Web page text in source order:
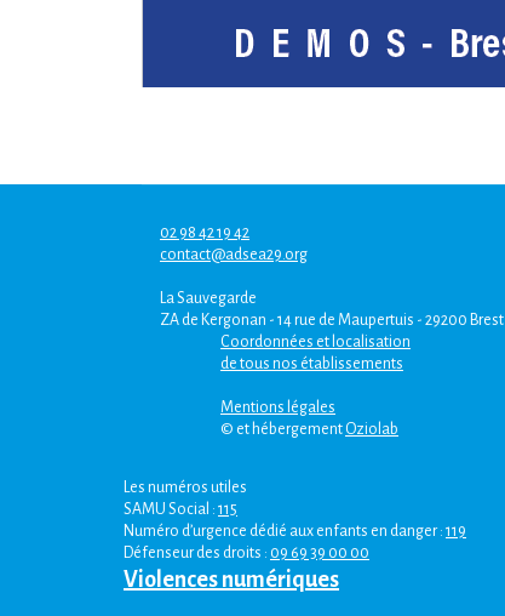
02 98 42 19 42
contact@adsea29.org
La Sauvegarde
ZA de Kergonan - 14 rue de Maupertuis - 29200 Brest
Coordonnées et localisation
de tous nos établissements
Mentions légales
© et hébergement Oziolab
Les numéros utiles
SAMU Social : 115
Numéro d’urgence dédié aux enfants en danger : 119
Défenseur des droits : 09 69 39 00 00
Violences numériques